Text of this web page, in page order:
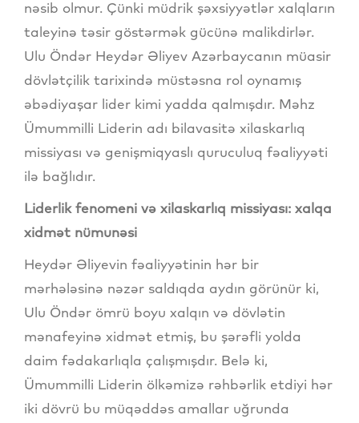
nəsib olmur. Çünki müdrik şəxsiyyətlər xalqların
taleyinə təsir göstərmək gücünə malikdirlər.
Ulu Öndər Heydər Əliyev Azərbaycanın müasir
dövlətçilik tarixində müstəsna rol oynamış
əbədiyaşar lider kimi yadda qalmışdır. Məhz
Ümummilli Liderin adı bilavasitə xilaskarlıq
missiyası və genişmiqyaslı quruculuq fəaliyyəti
ilə bağlıdır.
Liderlik fenomeni və xilaskarlıq missiyası: xalqa
xidmət nümunəsi
Heydər Əliyevin fəaliyyətinin hər bir
mərhələsinə nəzər saldıqda aydın görünür ki,
Ulu Öndər ömrü boyu xalqın və dövlətin
mənafeyinə xidmət etmiş, bu şərəfli yolda
daim fədakarlıqla çalışmışdır. Belə ki,
Ümummilli Liderin ölkəmizə rəhbərlik etdiyi hər
iki dövrü bu müqəddəs amallar uğrunda